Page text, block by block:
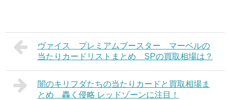
ヴァイス プレミアムブースター マーベルの
当たりカードリストまとめ SPの買取相場は？
闇のキリフダたちの当たりカードと買取相場ま
とめ 轟く侵略 レッドゾーンに注目！